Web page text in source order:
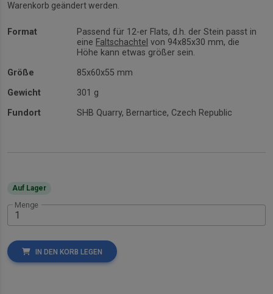
Warenkorb geändert werden.
Format
Passend für 12-er Flats, d.h. der Stein passt in
eine Faltschachtel von 94x85x30 mm, die
Höhe kann etwas größer sein.
Größe
85x60x55 mm
Gewicht
301 g
Fundort
SHB Quarry, Bernartice, Czech Republic
Auf Lager
Menge
IN DEN KORB LEGEN